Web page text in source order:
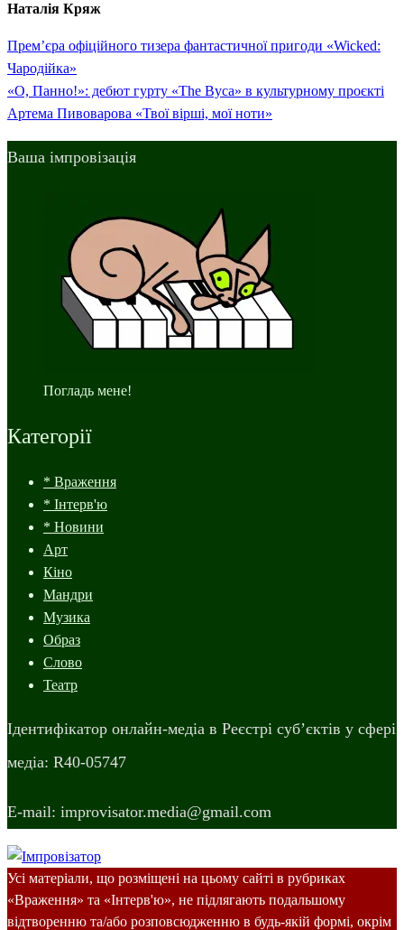
Наталія Кряж
Навігація
записів
Previous
Post
Прем’єра офіційного тизера фантастичної пригоди «Wicked:
Чародійка»
Next
Post
«О, Панно!»: дебют гурту «The Вуса» в культурному проєкті
Артема Пивоварова «Твої вірші, мої ноти»
Ваша імпровізація
Погладь мене!
Категорії
* Враження
* Інтерв'ю
* Новини
Арт
Кіно
Мандри
Музика
Образ
Слово
Театр
Ідентифікатор онлайн-медіа в Реєстрі суб’єктів у сфері
медіа: R40-05747
E-mail: improvisator.media@gmail.com
Усі матеріали, що розміщені на цьому сайті в рубриках
«Враження» та «Інтерв'ю», не підлягають подальшому
відтворенню та/або розповсюдженню в будь-якій формі, окрім